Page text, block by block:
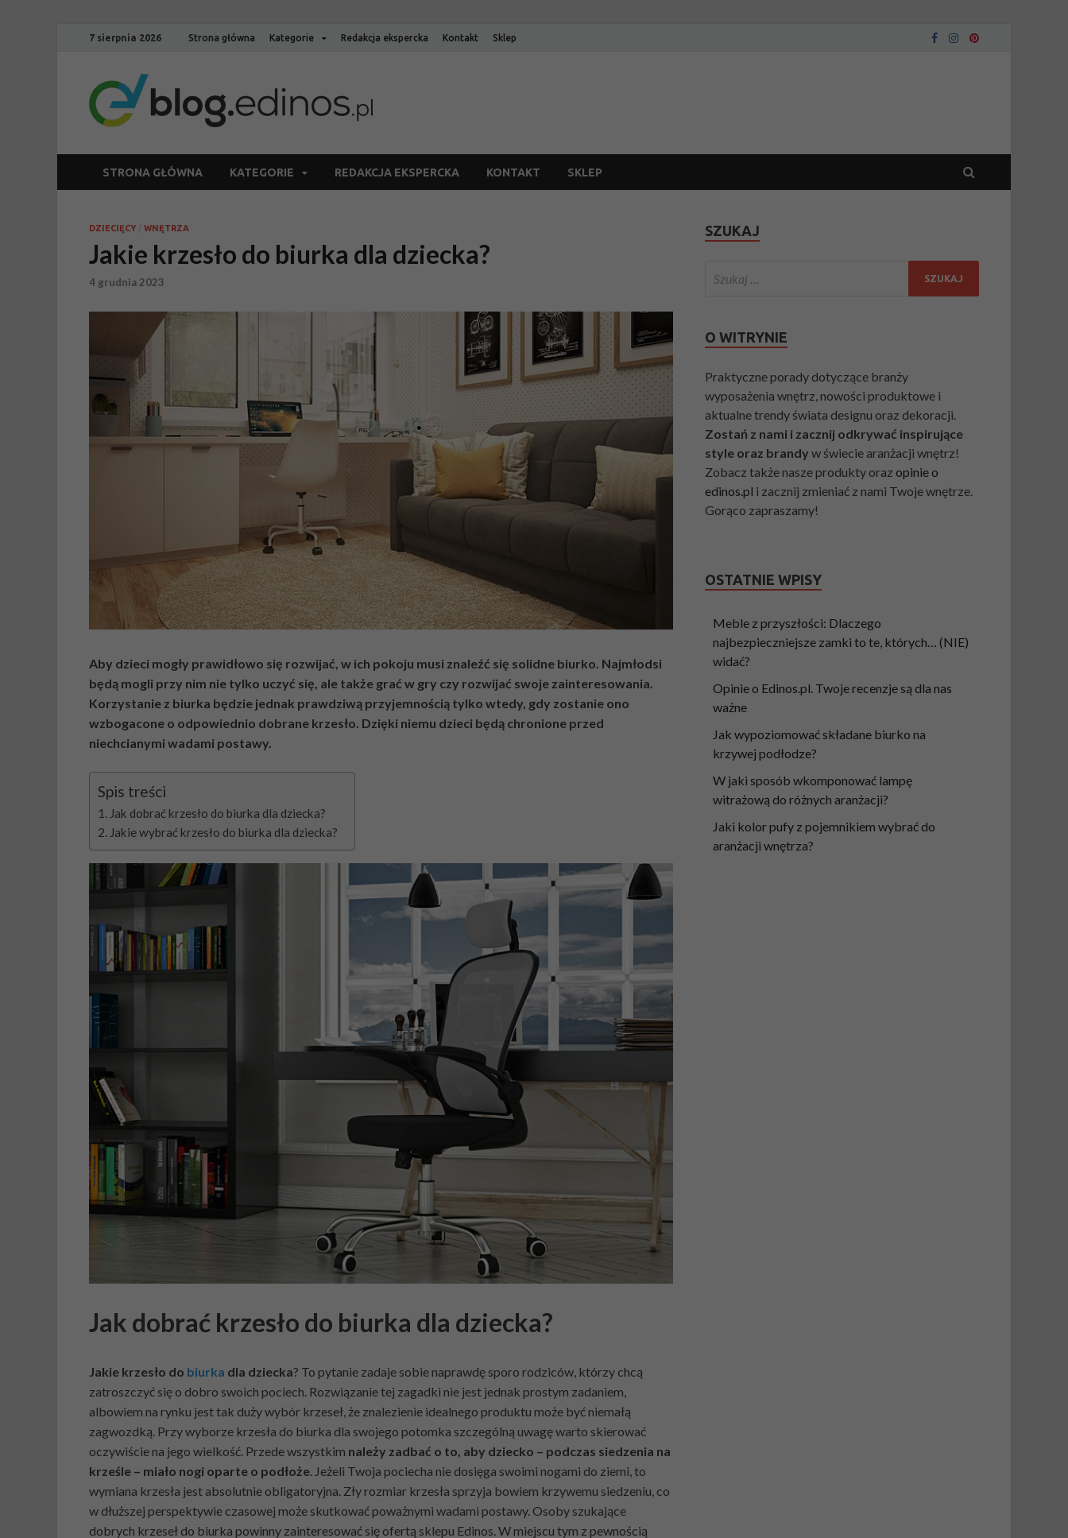
7 sierpnia 2026 Strona główna Kategorie Redakcja ekspercka Kontakt Sklep
STRONA GŁÓWNA KATEGORIE REDAKCJA EKSPERCKA KONTAKT SKLEP
DZIECIĘCY / WNĘTRZA
Jakie krzesło do biurka dla dziecka?
4 grudnia 2023
Aby dzieci mogły prawidłowo się rozwijać, w ich pokoju musi znaleźć się solidne biurko. Najmłodsi
będą mogli przy nim nie tylko uczyć się, ale także grać w gry czy rozwijać swoje zainteresowania.
Korzystanie z biurka będzie jednak prawdziwą przyjemnością tylko wtedy, gdy zostanie ono
wzbogacone o odpowiednio dobrane krzesło. Dzięki niemu dzieci będą chronione przed
niechcianymi wadami postawy.
Spis treści
Jak dobrać krzesło do biurka dla dziecka?
Jakie wybrać krzesło do biurka dla dziecka?
Jak dobrać krzesło do biurka dla dziecka?
Jakie krzesło do biurka dla dziecka? To pytanie zadaje sobie naprawdę sporo rodziców, którzy chcą
zatroszczyć się o dobro swoich pociech. Rozwiązanie tej zagadki nie jest jednak prostym zadaniem,
albowiem na rynku jest tak duży wybór krzeseł, że znalezienie idealnego produktu może być niemałą
zagwozdką. Przy wyborze krzesła do biurka dla swojego potomka szczególną uwagę warto skierować
oczywiście na jego wielkość. Przede wszystkim należy zadbać o to, aby dziecko – podczas siedzenia na
krześle – miało nogi oparte o podłoże. Jeżeli Twoja pociecha nie dosięga swoimi nogami do ziemi, to
wymiana krzesła jest absolutnie obligatoryjna. Zły rozmiar krzesła sprzyja bowiem krzywemu siedzeniu, co
w dłuższej perspektywie czasowej może skutkować poważnymi wadami postawy. Osoby szukające
dobrych krzeseł do biurka powinny zainteresować się ofertą sklepu Edinos. W miejscu tym z pewnością
SZUKAJ
O WITRYNIE
Praktyczne porady dotyczące branży
wyposażenia wnętrz, nowości produktowe i
aktualne trendy świata designu oraz dekoracji.
Zostań z nami i zacznij odkrywać inspirujące
style oraz brandy w świecie aranżacji wnętrz!
Zobacz także nasze produkty orazopinie o
edinos.pl i zacznij zmieniać z nami Twoje wnętrze.
Gorąco zapraszamy!
OSTATNIE WPISY
Meble z przyszłości: Dlaczego
najbezpieczniejsze zamki to te, których… (NIE)
widać?
Opinie o Edinos.pl. Twoje recenzje są dla nas
ważne
Jak wypoziomować składane biurko na
krzywej podłodze?
W jaki sposób wkomponować lampę
witrażową do różnych aranżacji?
Jaki kolor pufy z pojemnikiem wybrać do
aranżacji wnętrza?